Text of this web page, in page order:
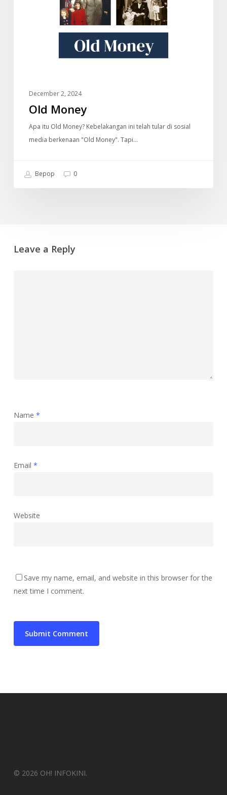
December 2, 2024
Old Money
Apa itu Old Money? Kebelakangan ini telah tular di sosial
media berkenaan "Old Money". Tapi…
Bepop 0
Leave a Reply
Name *
Email *
Website
Save my name, email, and website in this browser for the
next time I comment.
© 2026 OH! INFOKINI.